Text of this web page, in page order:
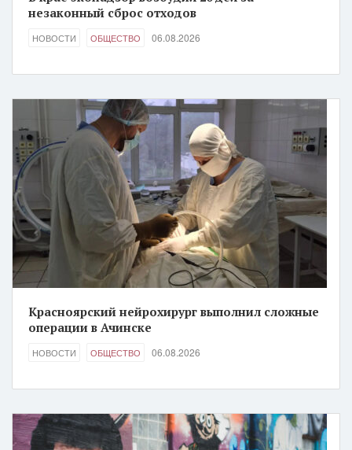
незаконный сброс отходов
НОВОСТИ ОБЩЕСТВО 06.08.2026
Красноярский нейрохирург выполнил сложные
операции в Ачинске
НОВОСТИ ОБЩЕСТВО 06.08.2026